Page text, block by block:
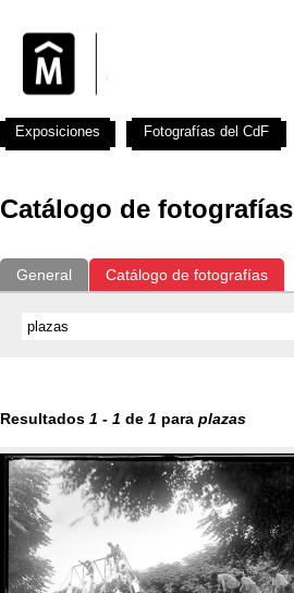
Catálogo de fotografías
General Catálogo de fotografías
Resultados 1 - 1 de 1 para plazas
Exposiciones Fotografías del CdF